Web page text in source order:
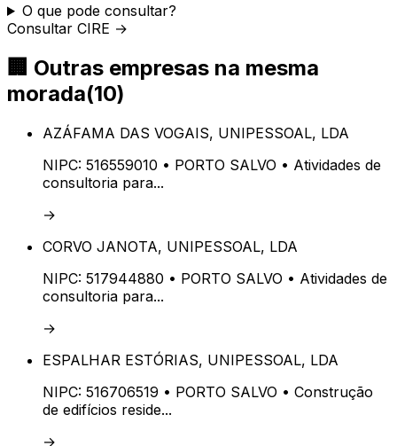
O que pode consultar?
Consultar CIRE →
🏢 Outras empresas na mesma
morada(10)
AZÁFAMA DAS VOGAIS, UNIPESSOAL, LDA
NIPC: 516559010 • PORTO SALVO • Atividades de
consultoria para...
→
CORVO JANOTA, UNIPESSOAL, LDA
NIPC: 517944880 • PORTO SALVO • Atividades de
consultoria para...
→
ESPALHAR ESTÓRIAS, UNIPESSOAL, LDA
NIPC: 516706519 • PORTO SALVO • Construção
de edifícios reside...
→